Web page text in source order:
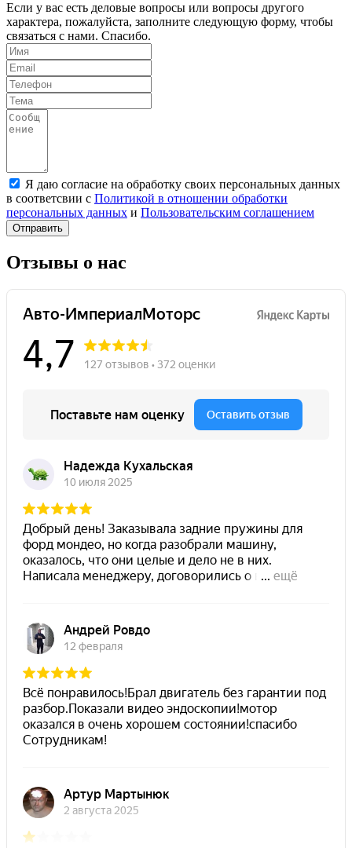
Если у вас есть деловые вопросы или вопросы другого
характера, пожалуйста, заполните следующую форму, чтобы
связаться с нами. Спасибо.
Я даю согласие на обработку своих персональных данных
в соответсвии с Политикой в отношении обработки
персональных данных и Пользовательским соглашением
Отправить
Отзывы о нас